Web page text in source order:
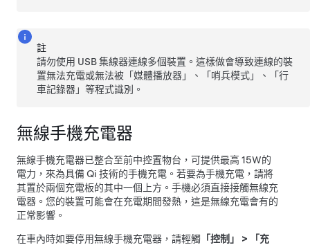
註
請勿使用 USB 集線器連線多個裝置。這樣做會導致連線的裝
置無法充電或無法被「媒體播放器」、「哨兵模式」、「行
車記錄器」等程式識別。
無線手機充電器
無線手機充電器已整合至前中控置物台，可提供最高 15W的
電力，來為具備 Qi 技術的手機充電。若要為手機充電，請將
其置於兩個充電板的其中一個上方。手機必須直接接觸無線充
電器。您的裝置可能會在充電期間發熱，這是無線充電會有的
正常影響。
在車內時如要停用無線手機充電器，請輕觸 「控制」 >
「充